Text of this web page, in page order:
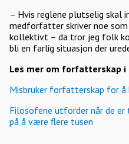
– Hvis reglene plutselig skal
medforfatter skriver noe
kollektivt – da tror jeg folk
bli en farlig situasjon der
Les mer om forfatterskap i
Misbruker forfatterskap for å
Filosofene utforder når de er
på å være flere tusen